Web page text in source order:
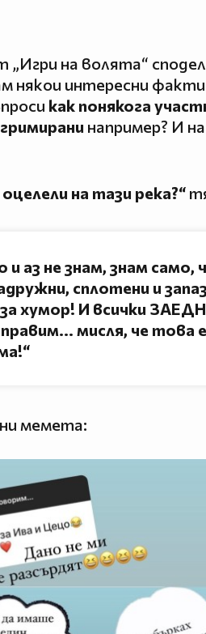
на волята“
някои интересни
как понякога
например? И
на тази река?“
и аз не знам, знам само,
сплотени и
хумор! И всички
мисля, че това е
мемета: